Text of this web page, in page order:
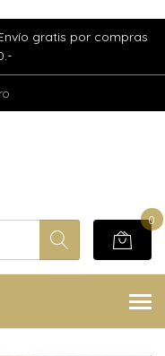
gratis por compras
0